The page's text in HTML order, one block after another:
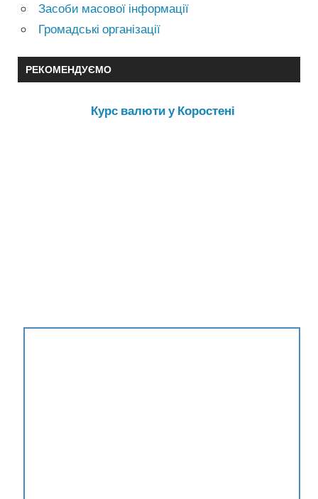
Засоби масової інформації
Громадські організації
РЕКОМЕНДУЄМО
Курс валюти у Коростені